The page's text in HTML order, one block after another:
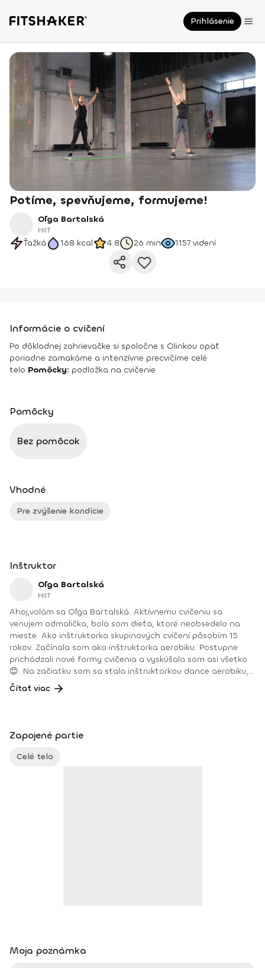
Prihlásenie
Potíme, spevňujeme, formujeme!
Oľga Bartalská
HIIT
Ťažká 168 kcal 4.8 26 min 1157 videní
Informácie o cvičení
Po dôkladnej zahrievačke si spoločne s Olinkou opäť
poriadne zamakáme a intenzívne precvičíme celé
telo.Pomôcky: podložka na cvičenie
Pomôcky
Bez pomôcok
Vhodné
Pre zvýšenie kondície
Inštruktor
Oľga Bartalská
HIIT
Ahoj,volám sa Oľga Bartalská. Aktívnemu cvičeniu sa
venujem odmalička, bola som dieťa, ktoré neobsedelo na
mieste. Ako inštruktorka skupinových cvičení pôsobím 15
rokov. Začínala som ako inštruktorka aerobiku. Postupne
prichádzali nové formy cvičenia a vyskúšala som asi všetko
😊. Na začiatku som sa stala inštruktorkou dance aerobiku,
hi-low aerobiku, step aerobiku, body work a osobnou
trénerkou vo fitnescentre.Ako išiel čas, pribudli ďalšie
venujem naplno, sú zumba fitness, deepWORK, HIIT tréningy,
PortDeBras.Počas celých rokov cvičenia som sa zúčastnila
na rôznych športových akciách, kongresoch a cvičenie sa
Čítať viac
Zapojené partie
Celé telo
Moja poznámka